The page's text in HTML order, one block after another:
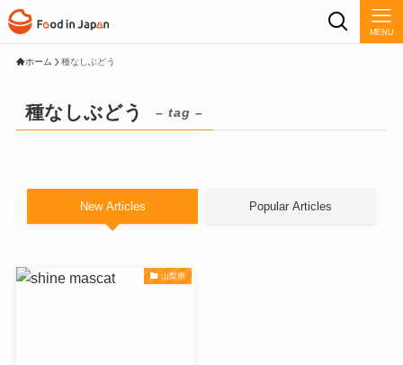
MENU
ホーム 種なしぶどう
種なしぶどう – tag –
New Articles Popular Articles
山梨県